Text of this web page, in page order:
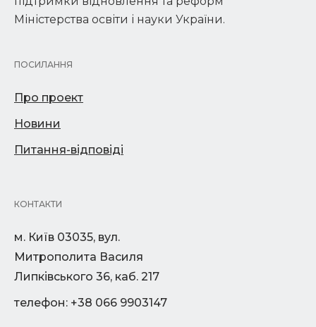
Міністерства освіти і науки України.
ПОСИЛАННЯ
Про проект
Новини
Питання-відповіді
КОНТАКТИ
м. Київ 03035, вул.
Митрополита Василя
Липківського 36, каб. 217
телефон: +38 066 9903147